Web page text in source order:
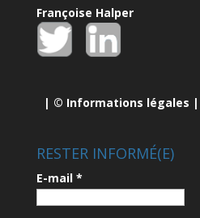
Françoise Halper
| © Informations légales |
RESTER INFORMÉ(E)
E-mail *